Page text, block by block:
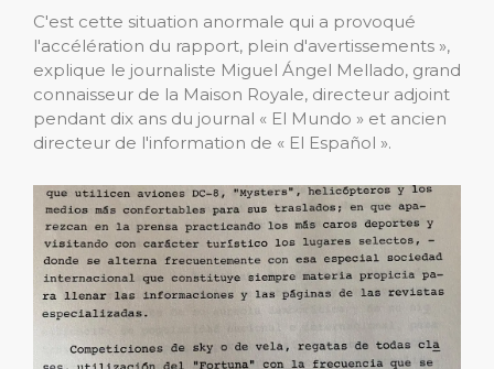
C'est cette situation anormale qui a provoqué
l'accélération du rapport, plein d'avertissements »,
explique le journaliste Miguel Ángel Mellado, grand
connaisseur de la Maison Royale, directeur adjoint
pendant dix ans du journal « El Mundo » et ancien
directeur de l'information de « El Español ».